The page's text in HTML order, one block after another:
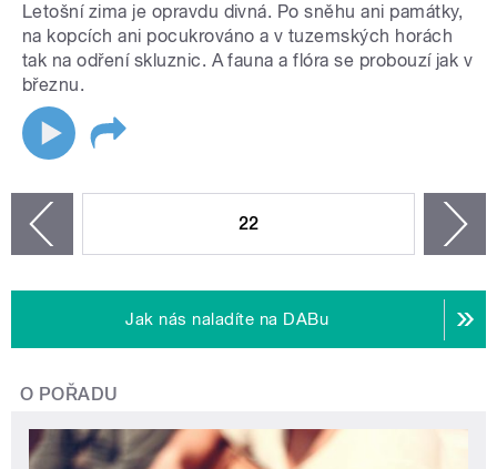
Letošní zima je opravdu divná. Po sněhu ani památky,
na kopcích ani pocukrováno a v tuzemských horách
tak na odření skluznic. A fauna a flóra se probouzí jak v
březnu.
22
Jak nás naladíte na DABu
O POŘADU